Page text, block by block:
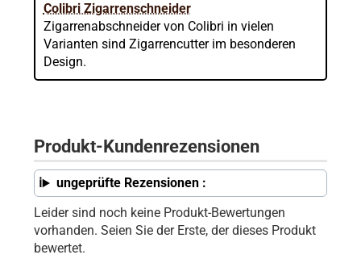
Colibri Zigarrenschneider
Zigarrenabschneider von Colibri in vielen
Varianten sind Zigarrencutter im besonderen
Design.
Produkt-Kundenrezensionen
ungeprüfte Rezensionen :
Leider sind noch keine Produkt-Bewertungen
vorhanden. Seien Sie der Erste, der dieses Produkt
bewertet.